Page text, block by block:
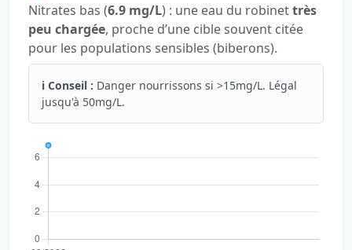
Nitrates bas (6.9 mg/L) : une eau du robinettrès
peu chargée, proche d’une cible souvent citée
pour les populations sensibles (biberons).
ℹ️ Conseil : Danger nourrissons si >15mg/L. Légal
jusqu'à 50mg/L.